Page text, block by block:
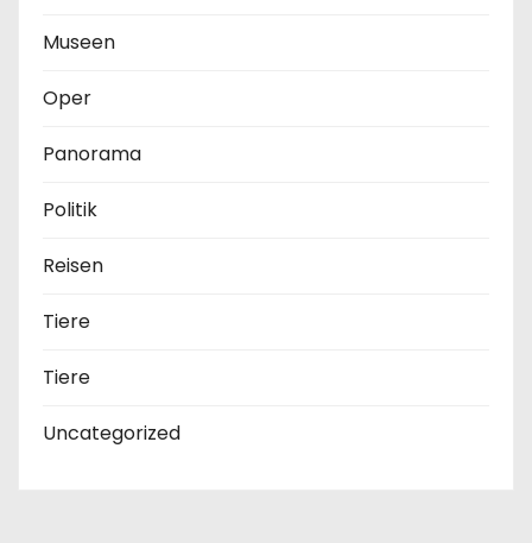
Museen
Oper
Panorama
Politik
Reisen
Tiere
Tiere
Uncategorized